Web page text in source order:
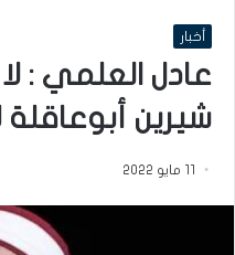
أخبار
عادل العلمي :
شيرين
11 مايو 2022